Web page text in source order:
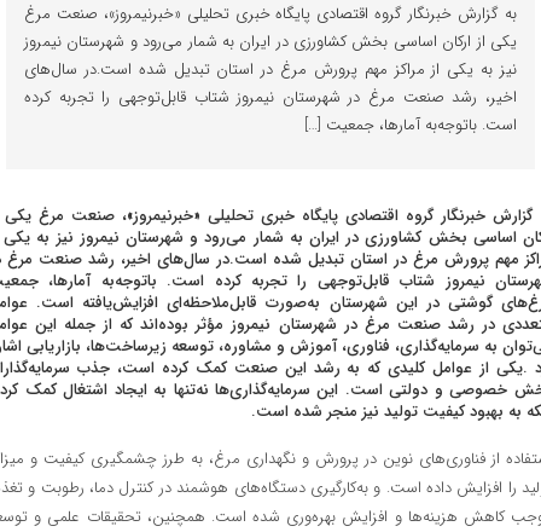
به گزارش خبرنگار گروه اقتصادی پایگاه خبری تحلیلی «خبرنیمروز»، صنعت مرغ
یکی از ارکان اساسی بخش کشاورزی در ایران به شمار می‌رود و شهرستان نیمروز
نیز به یکی از مراکز مهم پرورش مرغ در استان تبدیل شده است.در سال‌های
اخیر، رشد صنعت مرغ در شهرستان نیمروز شتاب قابل‌توجهی را تجربه کرده
است. باتوجه‌به آمارها، جمعیت […]
گزارش خبرنگار گروه اقتصادی پایگاه خبری تحلیلی «خبرنیمروز»، صنعت مرغ یکی
اساسی بخش کشاورزی در ایران به شمار می‌رود و شهرستان نیمروز نیز به یکی
مهم پرورش مرغ در استان تبدیل شده است.در سال‌های اخیر، رشد صنعت مرغ
نیمروز شتاب قابل‌توجهی را تجربه کرده است. باتوجه‌به آمارها،
گوشتی در این شهرستان به‌صورت قابل‌ملاحظه‌ای افزایش‌یافته است.
در رشد صنعت مرغ در شهرستان نیمروز مؤثر بوده‌اند که از جمله این
به سرمایه‌گذاری، فناوری، آموزش و مشاوره، توسعه زیرساخت‌ها، بازاریابی
.یکی از عوامل کلیدی که به رشد این صنعت کمک کرده است، جذب
خصوصی و دولتی است. این سرمایه‌گذاری‌ها نه‌تنها به ایجاد اشتغال کمک
به بهبود کیفیت تولید نیز منجر شده است.
از فناوری‌های نوین در پرورش و نگهداری مرغ، به طرز چشمگیری کیفیت و
را افزایش داده است. و به‌کارگیری دستگاه‌های هوشمند در کنترل دما، رطوبت و
کاهش هزینه‌ها و افزایش بهره‌وری شده است. همچنین، تحقیقات علمی و